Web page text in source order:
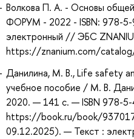
Волкова П. А. - Основы
ФОРУМ - 2022 - ISBN: 978-
электронный // ЭБС
https://znanium.com/
Данилина, М. В., Life safety
учебное пособие / М. В.
2020. — 141 с. — ISBN 978-
https://book.ru/book/
09.12.2025). — Текст :